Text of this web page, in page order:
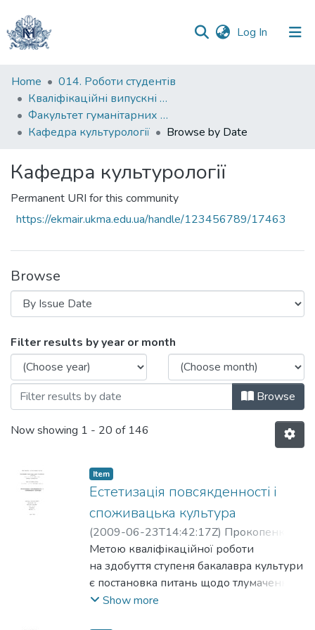
Log In (current)
Communities
&
Collections
All of DSpace
Home
014. Роботи студентів
Кваліфікаційні випускні роботи здобувачів вищої освіти бакалаврських програм
Факультет гуманітарних наук
Кафедра культурології
Browse by Date
Кафедра культурології
Permanent URI for this community
https://ekmair.ukma.edu.ua/handle/123456789/17463
Browse
Browsing Кафедра культурології by
Filter results by year or month
Browse
Now showing 1 - 20 of 146
Item
Естетизація повсякденності і
споживацька культура
(2009-06-23T14:42:17Z) Прокопенко,
Леся;Черепанин, Василь
Метою кваліфікаційної роботи
на здобуття ступеня бакалавра культури
є постановка питань щодо тлумачення,
статусу та поля дії естетичного в
Show more